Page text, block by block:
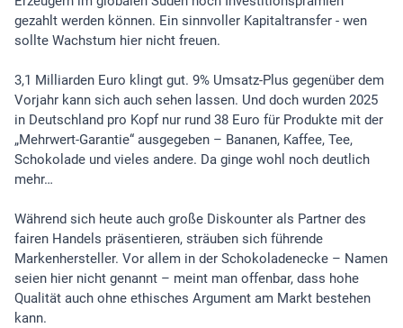
gezahlt werden können. Ein sinnvoller Kapitaltransfer - wen
sollte Wachstum hier nicht freuen.
3,1 Milliarden Euro klingt gut. 9% Umsatz-Plus gegenüber dem
Vorjahr kann sich auch sehen lassen. Und doch wurden 2025
in Deutschland pro Kopf nur rund 38 Euro für Produkte mit der
„Mehrwert-Garantie“ ausgegeben – Bananen, Kaffee, Tee,
Schokolade und vieles andere. Da ginge wohl noch deutlich
mehr…
Während sich heute auch große Diskounter als Partner des
fairen Handels präsentieren, sträuben sich führende
Markenhersteller. Vor allem in der Schokoladenecke – Namen
seien hier nicht genannt – meint man offenbar, dass hohe
Qualität auch ohne ethisches Argument am Markt bestehen
kann.